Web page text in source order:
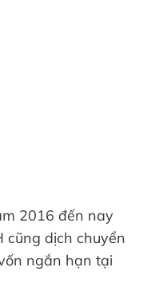
2016 đến nay
cũng dịch chuyển
ngắn hạn tại